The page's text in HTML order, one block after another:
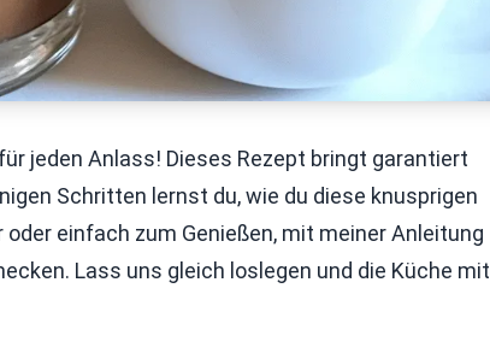
jeden Anlass! Dieses Rezept bringt garantiert
Schritten lernst du, wie du diese knusprigen
einfach zum Genießen, mit meiner Anleitung
Lass uns gleich loslegen und die Küche mit